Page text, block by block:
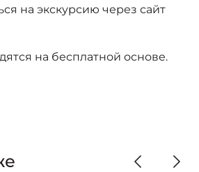
на экскурсию через сайт
на бесплатной основе.